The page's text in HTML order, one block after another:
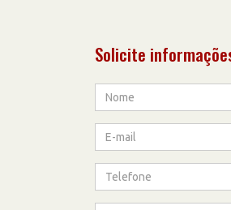
Solicite